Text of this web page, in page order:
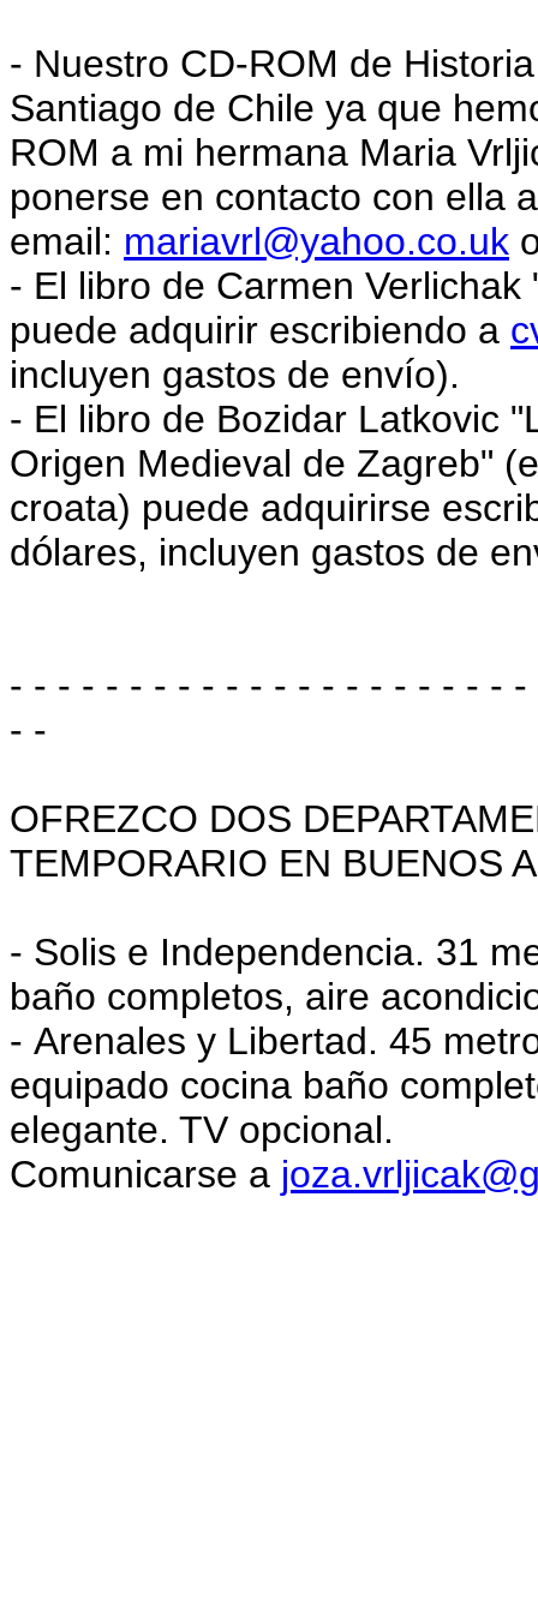
- Nuestro CD-ROM de
Santiago de Chile ya que
ROM a mi hermana Maria
ponerse en contacto con ella
email: mariavrl@yahoo.co.uk
- El libro de Carmen
puede adquirir escribiendo a
incluyen gastos de envío).
- El libro de Bozidar Latkovic
Origen Medieval de Zagreb"
croata) puede adquirirse
dólares, incluyen gastos de
- - - - - - - - - - - - - - - - - - - - -
- -
OFREZCO DOS
TEMPORARIO EN BUENOS
- Solis e Independencia. 31
baño completos, aire
- Arenales y Libertad. 45
equipado cocina baño
elegante. TV opcional.
Comunicarse a